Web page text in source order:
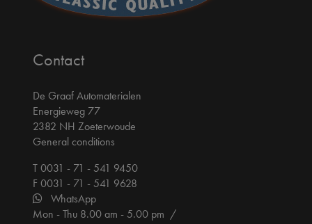
Contact
De Graaf Automaterialen
Energieweg 77
2382 NH Zoeterwoude
General conditions
T 0031 - 71 - 541 9450
F 0031 - 71 - 541 9628
WhatsApp
Mon - Thu 8.00 am - 5.00 pm /